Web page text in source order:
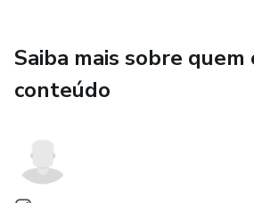
Saiba mais sobre quem
conteúdo